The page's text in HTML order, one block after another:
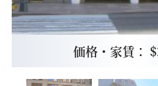
価格・家賃：